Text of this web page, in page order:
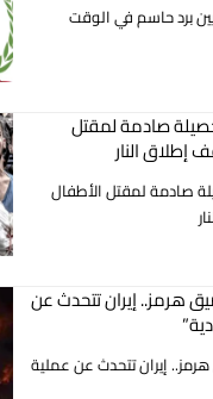
برد حاسم في الوقت
صادمة لمقتل
إطلاق النار
صادمة لمقتل الأطفال
هرمز.. إيران تتحدث عن
إيران تتحدث عن عملية